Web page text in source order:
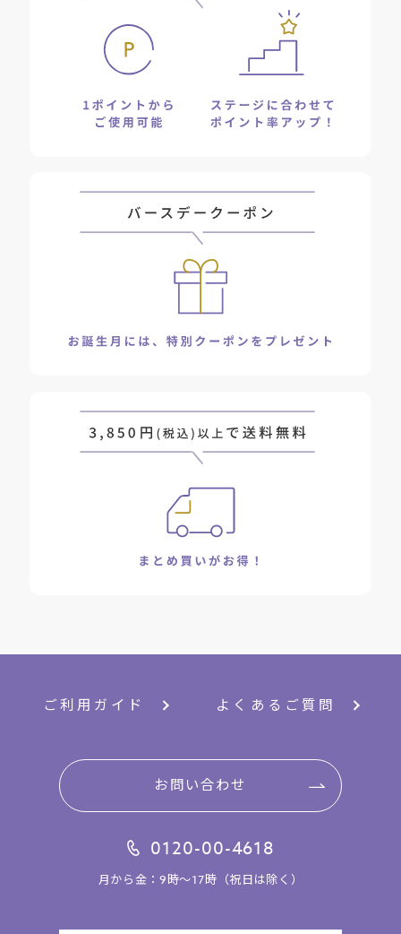
ご利用ガイド よくあるご質問
お問い合わせ
0120-00-4618
月から金：9時～17時（祝日は除く）